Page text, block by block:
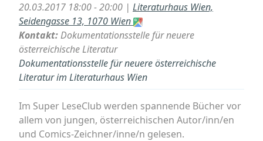
20.03.2017 18:00 - 20:00 | Literaturhaus Wien,
Seidengasse 13, 1070 Wien
Kontakt:Dokumentationsstelle für neuere
österreichische Literatur
Dokumentationsstelle für neuere österreichische
Literatur im Literaturhaus Wien
Im Super LeseClub werden spannende Bücher vor
allem von jungen, österreichischen Autor/inn/en
und Comics-Zeichner/inne/n gelesen.